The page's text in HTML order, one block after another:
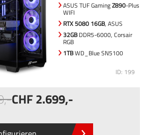
ASUS TUF GamingZ890-Plus
WIFI
RTX 5080 16GB, ASUS
32GBDDR5-6000, Corsair
RGB
1TBWD_Blue SN5100
ID: 199
,- 2.699,-